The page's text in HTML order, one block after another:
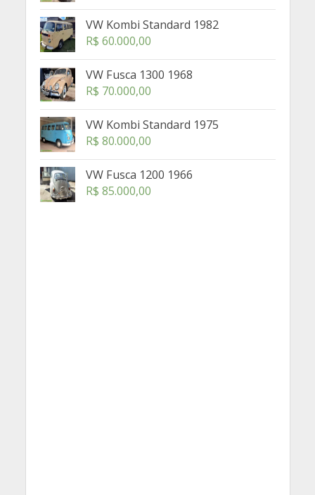
VW Kombi Standard 1982
R$ 60.000,00
VW Fusca 1300 1968
R$ 70.000,00
VW Kombi Standard 1975
R$ 80.000,00
VW Fusca 1200 1966
R$ 85.000,00